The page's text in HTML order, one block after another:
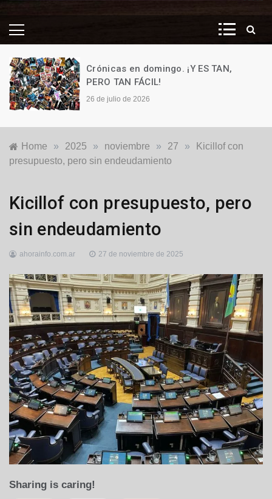
Crónicas en domingo. ¡Y ES TAN,
PERO TAN FÁCIL!
26 de julio de 2026
Home » 2025 » noviembre » 27 »
Kicillof con
presupuesto, pero sin endeudamiento
Provinciales
Kicillof con presupuesto, pero
sin endeudamiento
ahorainfo.com.ar 27 de noviembre de 2025
Sharing is caring!